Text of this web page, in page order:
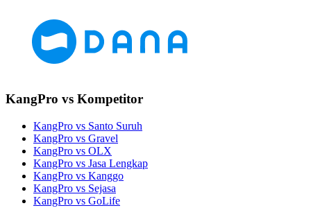
KangPro vs Kompetitor
KangPro vs Santo Suruh
KangPro vs Gravel
KangPro vs OLX
KangPro vs Jasa Lengkap
KangPro vs Kanggo
KangPro vs Sejasa
KangPro vs GoLife